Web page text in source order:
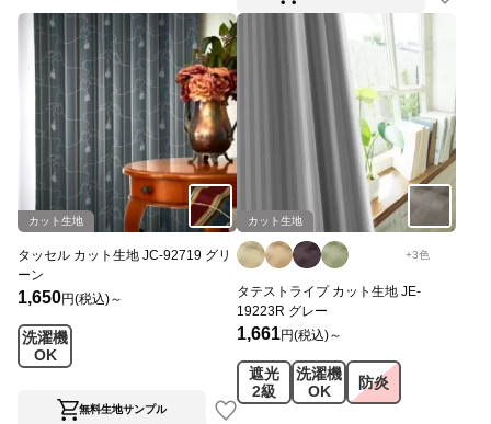
カット生地
タッセル カット生地 JC-92719 グリ
ーン
1,650円(税込)～
洗濯機
OK
無料生地サンプル
カット生地
+3色
タテストライプ カット生地 JE-
19223R グレー
1,661円(税込)～
遮光
2級
洗濯機
OK
防炎